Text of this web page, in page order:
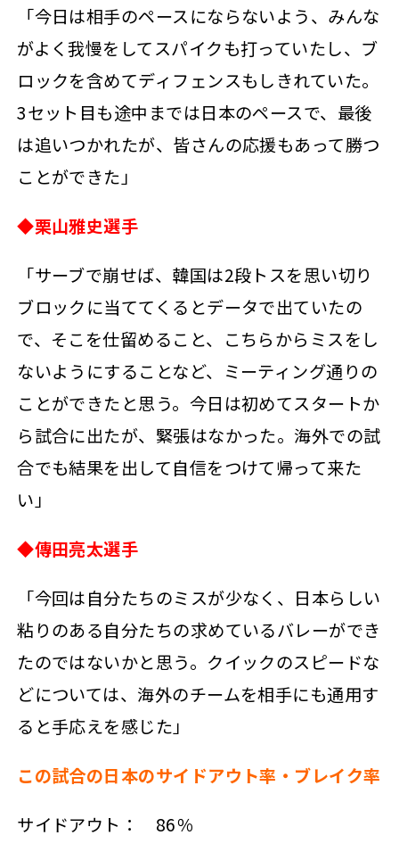
「今日は相手のペースにならないよう、みんな
がよく我慢をしてスパイクも打っていたし、ブ
ロックを含めてディフェンスもしきれていた。
3セット目も途中までは日本のペースで、最後
は追いつかれたが、皆さんの応援もあって勝つ
ことができた」
◆栗山雅史選手
「サーブで崩せば、韓国は2段トスを思い切り
ブロックに当ててくるとデータで出ていたの
で、そこを仕留めること、こちらからミスをし
ないようにすることなど、ミーティング通りの
ことができたと思う。今日は初めてスタートか
ら試合に出たが、緊張はなかった。海外での試
合でも結果を出して自信をつけて帰って来た
い」
◆傳田亮太選手
「今回は自分たちのミスが少なく、日本らしい
粘りのある自分たちの求めているバレーができ
たのではないかと思う。クイックのスピードな
どについては、海外のチームを相手にも通用す
ると手応えを感じた」
この試合の日本のサイドアウト率・ブレイク率
サイドアウト： 86％